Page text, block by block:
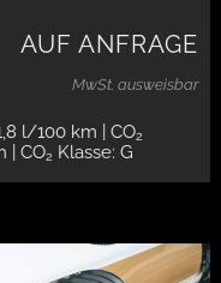
AUF ANFRAGE
MwSt. ausweisbar
l/100 km | CO2
| CO2 Klasse: G